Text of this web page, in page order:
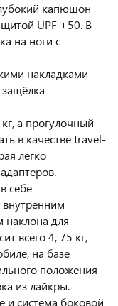
капюшон
UPF +50. В
на ноги с
накладками
а прогулочный
в качестве travel-
легко
себе
наклона для
всего 4, 75 кг,
на базе
положения
из лайкры.
и система боковой